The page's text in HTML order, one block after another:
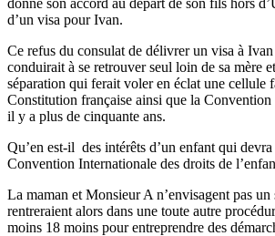
d’un visa pour Ivan.
Ce refus du consulat de délivrer un visa à
conduirait à se retrouver seul loin de sa mère
séparation qui ferait voler en éclat une
Constitution française ainsi que la
il y a plus de cinquante ans.
Qu’en est-il des intérêts d’un enfant qui
Convention Internationale des droits de
La maman et Monsieur A n’envisagent pas
rentreraient alors dans une toute autre
moins 18 moins pour entreprendre des